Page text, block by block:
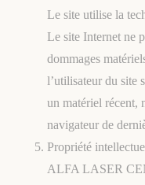
Le site utilise la
Le site Internet ne
dommages
l’utilisateur du site
un matériel récent,
navigateur de
Propriété
ALFA LASER